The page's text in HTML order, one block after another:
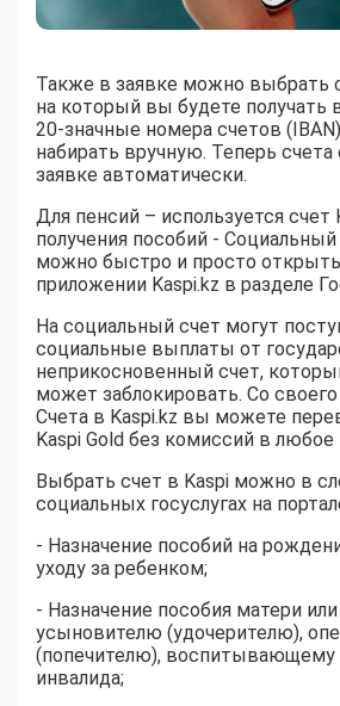
Также в заявке можно выбрать
на который вы будете
20-значные номера счетов
набирать вручную. Теперь
заявке автоматически.
Для пенсий – используется счет
получения пособий -
можно быстро и просто
приложении Kaspi.kz в разделе
На социальный счет могут
социальные выплаты от
неприкосновенный счет,
может заблокировать. Со своего
Cчета в Kaspi.kz вы можете
Kaspi Gold без комиссий в любое
Выбрать счет в Kaspi можно в
социальных госуслугах на
- Назначение пособий на
уходу за ребенком;
- Назначение пособия матери
усыновителю (удочерителю),
(попечителю), воспитывающему
инвалида;